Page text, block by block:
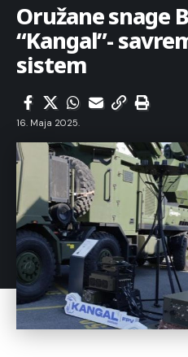
Oružane snage
“Kangal”-
sistem
16. Maja 2025.